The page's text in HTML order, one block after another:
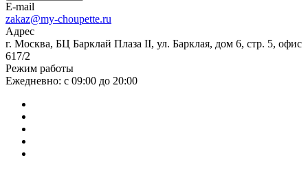
E-mail
zakaz@my-choupette.ru
Адрес
г. Москва, БЦ Барклай Плаза II, ул. Барклая, дом 6, стр. 5, офис
617/2
Режим работы
Ежедневно: с 09:00 до 20:00